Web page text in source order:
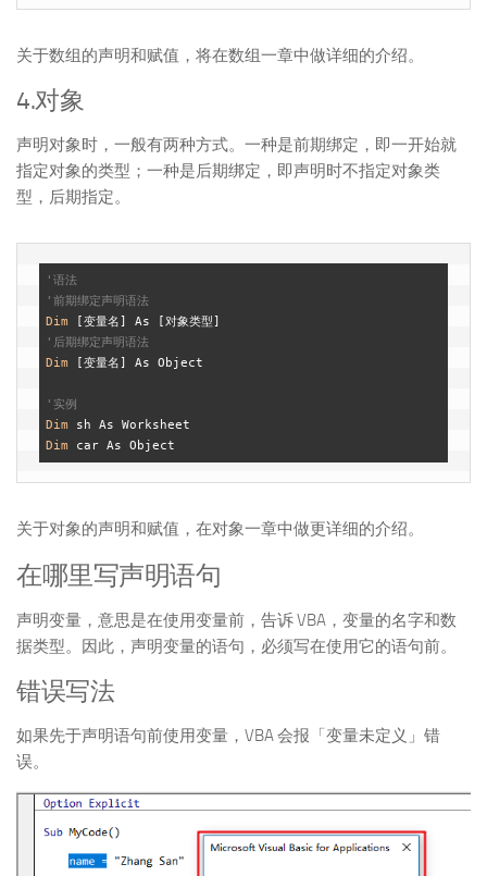
关于数组的声明和赋值，将在数组一章中做详细的介绍。
4.对象
声明对象时，一般有两种方式。一种是前期绑定，即一开始就
指定对象的类型；一种是后期绑定，即声明时不指定对象类
型，后期指定。
'语法
'前期绑定声明语法
Dim
'后期绑定声明语法
Dim [变量名] As Object
'实例
Dim
Dim
关于对象的声明和赋值，在对象一章中做更详细的介绍。
在哪里写声明语句
声明变量，意思是在使用变量前，告诉 VBA，变量的名字和数
据类型。因此，声明变量的语句，必须写在使用它的语句前。
错误写法
如果先于声明语句前使用变量，VBA 会报「变量未定义」错
误。